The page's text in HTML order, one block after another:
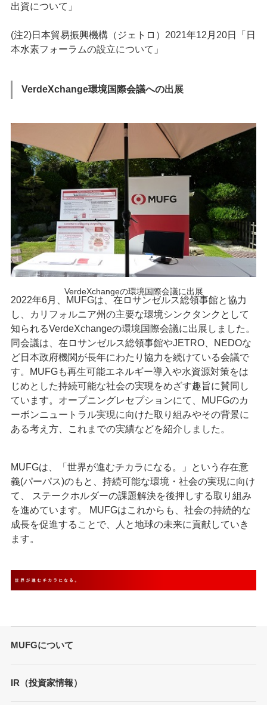
出資について 」
(注2)日本貿易振興機構（ジェトロ）2021年12月20日「日
本水素フォーラムの設立について」
VerdeXchange環境国際会議への出展
2022年6月、MUFGは、在ロサンゼルス総領事館と協力
し、カリフォルニア州の主要な環境シンクタンクとして
知られるVerdeXchangeの環境国際会議に出展しました。
同会議は、在ロサンゼルス総領事館やJETRO、NEDOな
ど⽇本政府機関が長年にわたり協力を続けている会議で
す。MUFGも再⽣可能エネルギー導⼊や⽔資源対策をは
じめとした持続可能な社会の実現をめざす趣旨に賛同し
ています。オープニングレセプションにて、MUFGのカ
ーボンニュートラル実現に向けた取り組みやその背景に
ある考え⽅、これまでの実績などを紹介しました。
VerdeXchangeの環境国際会議に出展
MUFGは、「世界が進むチカラになる。」という存在意
義(パーパス)のもと、持続可能な環境・社会の実現に向け
て、 ステークホルダーの課題解決を後押しする取り組み
を進めています。 MUFGはこれからも、社会の持続的な
成長を促進することで、人と地球の未来に貢献していき
ます。
MUFGについて
トップメッセージ
会社概要
IR（投資家情報）